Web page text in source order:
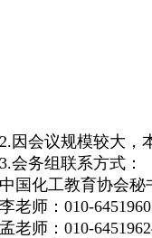
因会议规模较大，
会务组联系方式：
国化工教育协会秘
老师： 010-
老师： 010-